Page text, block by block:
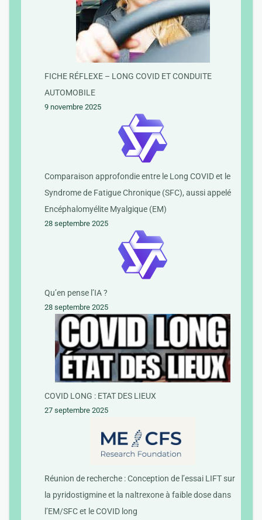
FICHE RÉFLEXE – LONG COVID ET CONDUITE
AUTOMOBILE
9 novembre 2025
Comparaison approfondie entre le Long COVID et le
Syndrome de Fatigue Chronique (SFC), aussi appelé
Encéphalomyélite Myalgique (EM)
28 septembre 2025
Qu’en pense l’IA ?
28 septembre 2025
COVID LONG : ETAT DES LIEUX
27 septembre 2025
Réunion de recherche : Conception de l’essai LIFT sur
la pyridostigmine et la naltrexone à faible dose dans
l’EM/SFC et le COVID long